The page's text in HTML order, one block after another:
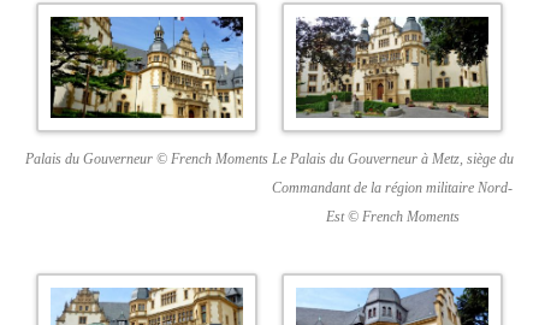
Palais du Gouverneur © French Moments Le Palais du Gouverneur à Metz, siège du
Commandant de la région militaire Nord-
Est © French Moments